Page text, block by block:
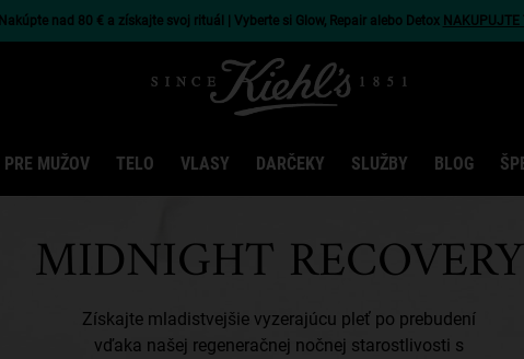
Nakúpte nad 80 € a získajte svoj rituál | Vyberte si Glow, Repair alebo Detox NAKUPUJTE
PRE MUŽOV TELO VLASY DARČEKY SLUŽBY BLOG
MIDNIGHT RECOVERY
Získajte mladistvejšie vyzerajúcu pleť po prebudení
vďaka našej regeneračnej nočnej starostlivosti s